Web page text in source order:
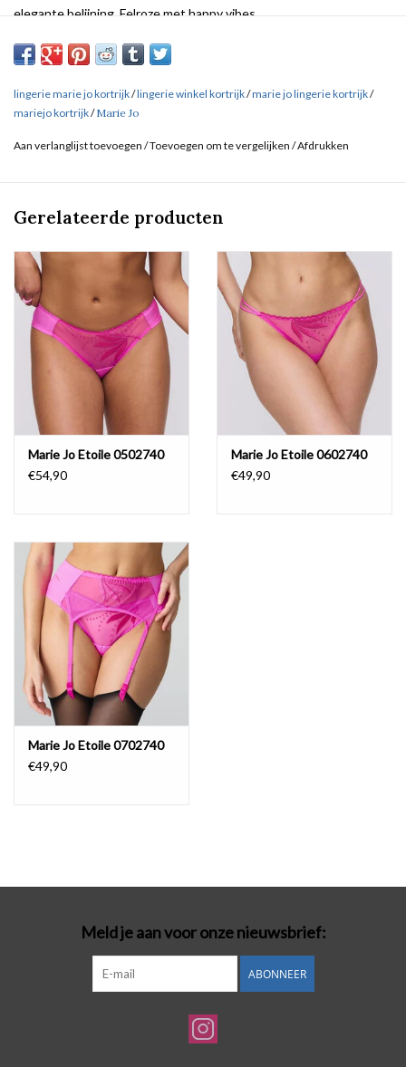
elegante belijning. Felroze met happy vibes.
lingerie marie jo kortrijk/lingerie winkel kortrijk/marie jo lingerie kortrijk/
mariejo kortrijk/Marie Jo
Aan verlanglijst toevoegen /Toevoegen om te vergelijken /Afdrukken
Gerelateerde producten
Marie Jo Etoile 0502740
€54,90
Marie Jo Etoile 0602740
€49,90
Marie Jo Etoile 0702740
€49,90
Meld je aan voor onze nieuwsbrief:
ABONNEER